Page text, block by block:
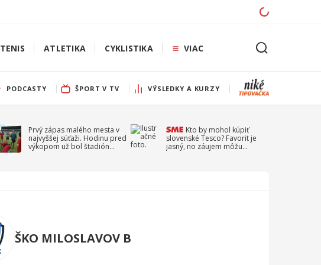
TENIS ATLETIKA CYKLISTIKA VIAC
PODCASTY ŠPORT V TV VÝSLEDKY A KURZY
Prvý zápas malého mesta v
najvyššej súťaži. Hodinu pred
výkopom už bol štadión
Kto by mohol kúpiť
slovenské Tesco? Favorit je
jasný, no záujem môžu
ŠKO MILOSLAVOV B